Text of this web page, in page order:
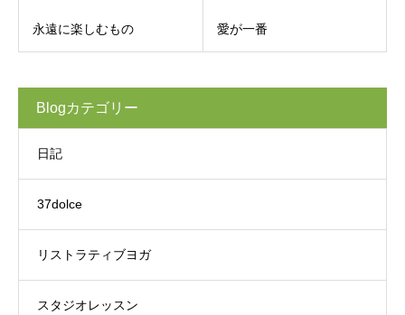
永遠に楽しむもの 愛が一番
Blogカテゴリー
日記
37dolce
リストラティブヨガ
スタジオレッスン